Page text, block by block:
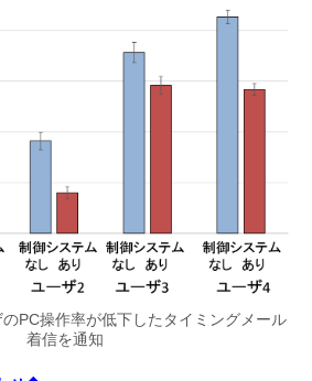
PC操作率が低下したタイミングメール
着信を通知